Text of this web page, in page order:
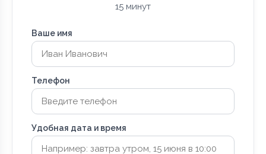
15 минут
Ваше имя
Телефон
Удобная дата и время